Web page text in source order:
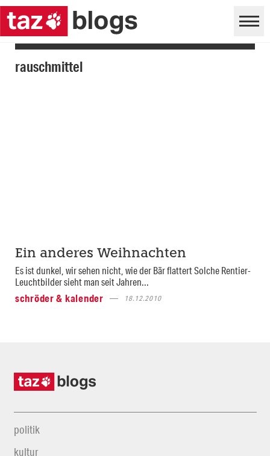
rauschmittel
Ein anderes Weihnachten
Es ist dunkel, wir sehen nicht, wie der Bär flattert Solche Rentier-
Leuchtbilder sieht man seit Jahren...
schröder & kalender
18.12.2010
politik
kultur